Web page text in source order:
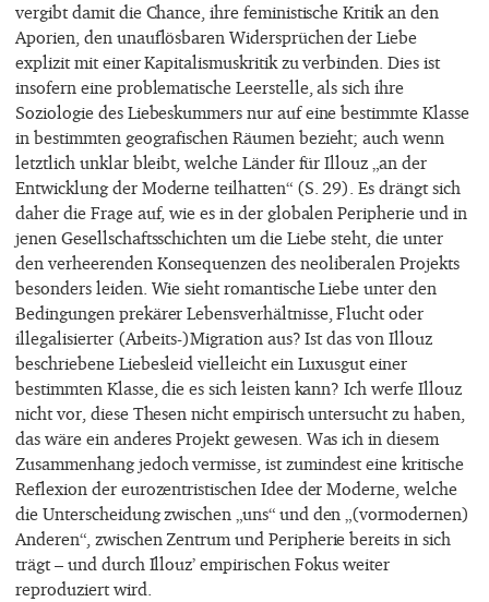
vergibt damit die Chance, ihre feministische Kritik an den
Aporien, den unauflösbaren Widersprüchen der Liebe
explizit mit einer Kapitalismuskritik zu verbinden. Dies ist
insofern eine problematische Leerstelle, als sich ihre
Soziologie des Liebeskummers nur auf eine bestimmte Klasse
in bestimmten geografischen Räumen bezieht; auch wenn
letztlich unklar bleibt, welche Länder für Illouz „an der
Entwicklung der Moderne teilhatten“ (S. 29). Es drängt sich
daher die Frage auf, wie es in der globalen Peripherie und in
jenen Gesellschaftsschichten um die Liebe steht, die unter
den verheerenden Konsequenzen des neoliberalen Projekts
besonders leiden. Wie sieht romantische Liebe unter den
Bedingungen prekärer Lebensverhältnisse, Flucht oder
illegalisierter (Arbeits-)Migration aus? Ist das von Illouz
beschriebene Liebesleid vielleicht ein Luxusgut einer
bestimmten Klasse, die es sich leisten kann? Ich werfe Illouz
nicht vor, diese Thesen nicht empirisch untersucht zu haben,
das wäre ein anderes Projekt gewesen. Was ich in diesem
Zusammenhang jedoch vermisse, ist zumindest eine kritische
Reflexion der eurozentristischen Idee der Moderne, welche
die Unterscheidung zwischen „uns“ und den „(vormodernen)
Anderen“, zwischen Zentrum und Peripherie bereits in sich
trägt – und durch Illouz’ empirischen Fokus weiter
reproduziert wird.